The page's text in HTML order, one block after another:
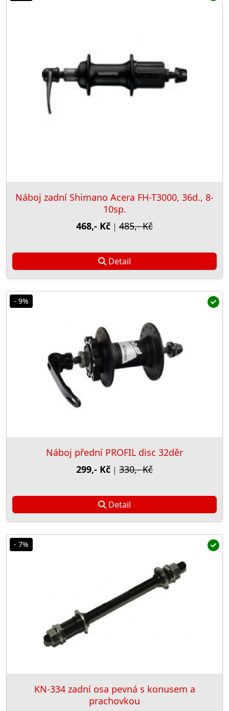
Náboj zadní Shimano Acera FH-T3000, 36d., 8-
10sp.
468,- Kč | 485,- Kč
Detail
- 9%
Náboj přední PROFIL disc 32děr
299,- Kč | 330,- Kč
Detail
- 7%
KN-334 zadní osa pevná s konusem a
prachovkou